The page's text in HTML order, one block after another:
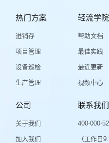
热门方案
进销存
项目管理
设备巡检
生产管理
轻流学院
帮助文档
最佳实践
最近更新
视频中心
公司
关于我们
加入我们
联系我们
400-000-
（工作日